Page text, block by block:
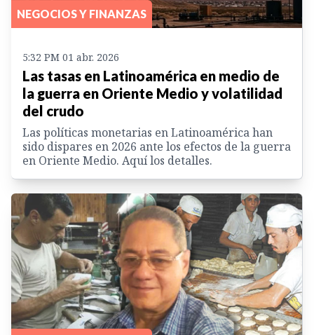
NEGOCIOS Y FINANZAS
5:32 PM 01 abr. 2026
Las tasas en Latinoamérica en medio de
la guerra en Oriente Medio y volatilidad
del crudo
Las políticas monetarias en Latinoamérica han
sido dispares en 2026 ante los efectos de la guerra
en Oriente Medio. Aquí los detalles.